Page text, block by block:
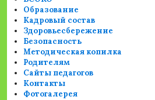
Образование
Кадровый состав
Здоровьесбережение
Безопасность
Методическая копилка
Родителям
Сайты педагогов
Контакты
Фотогалерея